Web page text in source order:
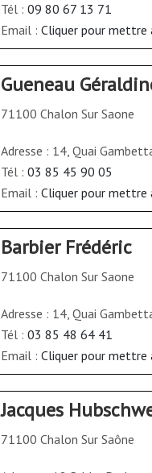
Tél : 09 80 67 13 71
Email : Cliquer pour mettre
Gueneau
71100 Chalon Sur Saone
Adresse : 14, Quai
Tél : 03 85 45 90 05
Email : Cliquer pour mettre
Barbier Frédéric
71100 Chalon Sur Saone
Adresse : 14, Quai
Tél : 03 85 48 64 41
Email : Cliquer pour mettre
Jacques
71100 Chalon Sur Saône